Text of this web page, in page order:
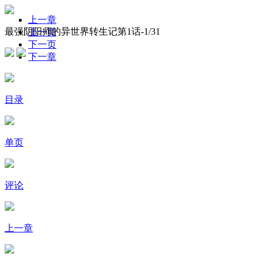
最强阴阳师的异世界转生记第1话-1/31
上一章
上一页
下一页
下一章
目录
单页
评论
上一章